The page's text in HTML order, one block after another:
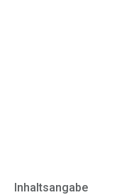
Inhaltsangabe